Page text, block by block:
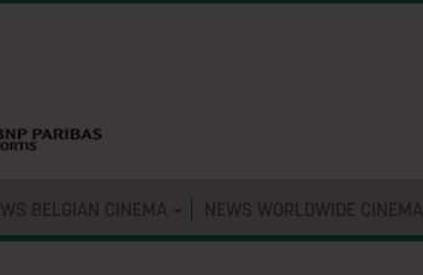
BELGIAN CINEMA NEWS WORLDWIDE CINEMA